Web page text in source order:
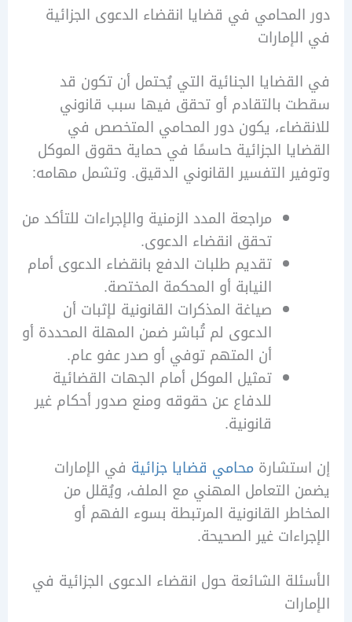
في قضايا انقضاء الدعوى الجزائية
الجنائية التي يُحتمل أن تكون قد
بالتقادم أو تحقق فيها سبب قانوني
يكون دور المحامي المتخصص في
الجزائية حاسمًا في حماية حقوق الموكل
التفسير القانوني الدقيق. وتشمل مهامه:
مراجعة المدد الزمنية والإجراءات للتأكد من
تحقق انقضاء الدعوى.
تقديم طلبات الدفع بانقضاء الدعوى أمام
النيابة أو المحكمة المختصة.
صياغة المذكرات القانونية لإثبات أن
الدعوى لم تُباشر ضمن المهلة المحددة أو
أن المتهم توفي أو صدر عفو عام.
تمثيل الموكل أمام الجهات القضائية
للدفاع عن حقوقه ومنع صدور أحكام غير
محامي قضايا جزائيةفي الإمارات
التعامل المهني مع الملف، ويُقلل من
القانونية المرتبطة بسوء الفهم أو
غير الصحيحة.
الشائعة حول انقضاء الدعوى الجزائية في